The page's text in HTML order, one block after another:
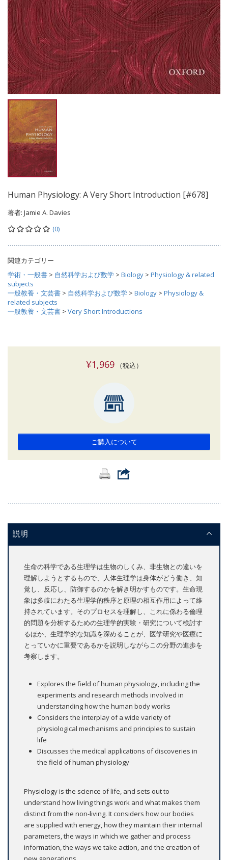
Human Physiology: A Very Short Introduction [#678]
著者: Jamie A. Davies
(0)
関連カテゴリー
学術・一般書 > 自然科学および数学 > Biology > Physiology & related
subjects
一般教養・文芸書 > 自然科学および数学 > Biology > Physiology &
related subjects
一般教養・文芸書 > Very Short Introductions
¥1,969（税込）
ご購入について
説明
生命の科学である生理学は生物のしくみ、非生物との違いを
理解しようとするもので、人体生理学は身体がどう働き、知
覚し、反応し、防御するのかを解き明かすものです。生命現
象は多岐にわたる生理学的秩序と原理の相互作用によって維
持されています。そのプロセスを理解し、これに係わる倫理
的問題を分析するための生理学的実験・研究について検討す
るほか、生理学的な知識を深めることが、医学研究や医療に
とっていかに重要であるかを説明しながらこの分野の進歩を
考察します。
Explores the field of human physiology, including the
experiments and research methods involved in
understanding how the human body works
Considers the interplay of a wide variety of
physiological mechanisms and principles to sustain
life
Discusses the medical applications of discoveries in
the field of human physiology
Physiology is the science of life, and sets out to
understand how living things work and what makes them
distinct from the non-living. It considers how our bodies
are supplied with energy, how they maintain their internal
parameters, the ways in which we gather and process
information, the ways we take action, and the creation of